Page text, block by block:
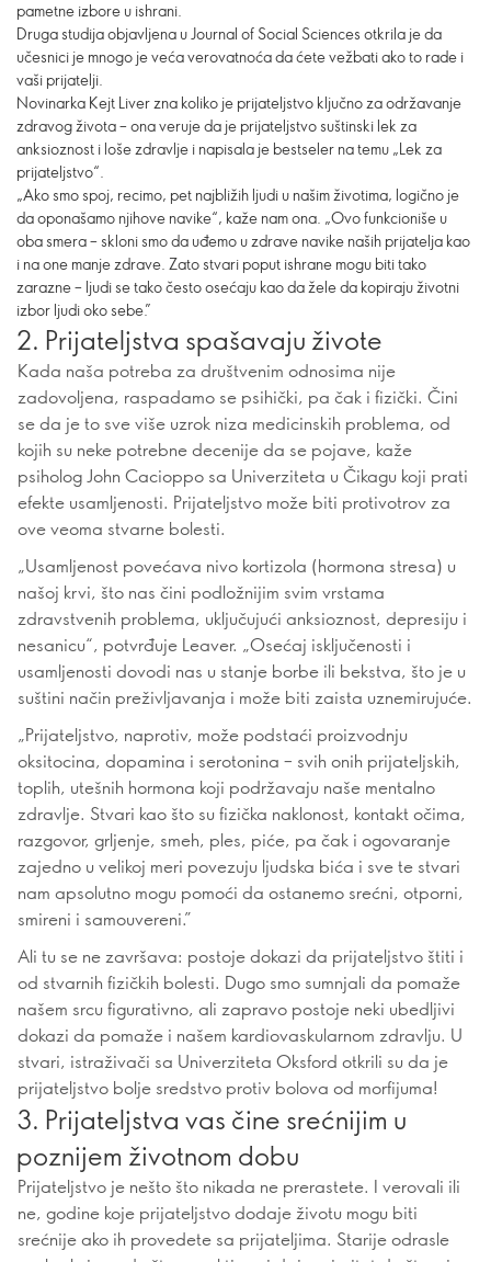
pametne izbore u ishrani.
Druga studija objavljena u Journal of Social Sciences otkrila je da
učesnici je mnogo je veća verovatnoća da ćete vežbati ako to rade i
vaši prijatelji.
Novinarka Kejt Liver zna koliko je prijateljstvo ključno za održavanje
zdravog života – ona veruje da je prijateljstvo suštinski lek za
anksioznost i loše zdravlje i napisala je bestseler na temu „Lek za
prijateljstvo“.
„Ako smo spoj, recimo, pet najbližih ljudi u našim životima, logično je
da oponašamo njihove navike“, kaže nam ona. „Ovo funkcioniše u
oba smera – skloni smo da uđemo u zdrave navike naših prijatelja kao
i na one manje zdrave. Zato stvari poput ishrane mogu biti tako
zarazne – ljudi se tako često osećaju kao da žele da kopiraju životni
izbor ljudi oko sebe.”
2. Prijateljstva spašavaju živote
Kada naša potreba za društvenim odnosima nije
zadovoljena, raspadamo se psihički, pa čak i fizički. Čini
se da je to sve više uzrok niza medicinskih problema, od
kojih su neke potrebne decenije da se pojave, kaže
psiholog John Cacioppo sa Univerziteta u Čikagu koji prati
efekte usamljenosti. Prijateljstvo može biti protivotrov za
ove veoma stvarne bolesti.
„Usamljenost povećava nivo kortizola (hormona stresa) u
našoj krvi, što nas čini podložnijim svim vrstama
zdravstvenih problema, uključujući anksioznost, depresiju i
nesanicu“, potvrđuje Leaver. „Osećaj isključenosti i
usamljenosti dovodi nas u stanje borbe ili bekstva, što je u
suštini način preživljavanja i može biti zaista uznemirujuće.
„Prijateljstvo, naprotiv, može podstaći proizvodnju
oksitocina, dopamina i serotonina – svih onih prijateljskih,
toplih, utešnih hormona koji podržavaju naše mentalno
zdravlje. Stvari kao što su fizička naklonost, kontakt očima,
razgovor, grljenje, smeh, ples, piće, pa čak i ogovaranje
zajedno u velikoj meri povezuju ljudska bića i sve te stvari
nam apsolutno mogu pomoći da ostanemo srećni, otporni,
smireni i samouvereni.”
Ali tu se ne završava: postoje dokazi da prijateljstvo štiti i
od stvarnih fizičkih bolesti. Dugo smo sumnjali da pomaže
našem srcu figurativno, ali zapravo postoje neki ubedljivi
dokazi da pomaže i našem kardiovaskularnom zdravlju. U
stvari, istraživači sa Univerziteta Oksford otkrili su da je
prijateljstvo bolje sredstvo protiv bolova od morfijuma!
3. Prijateljstva vas čine srećnijim u
poznijem životnom dobu
Prijateljstvo je nešto što nikada ne prerastete. I verovali ili
ne, godine koje prijateljstvo dodaje životu mogu biti
srećnije ako ih provedete sa prijateljima. Starije odrasle